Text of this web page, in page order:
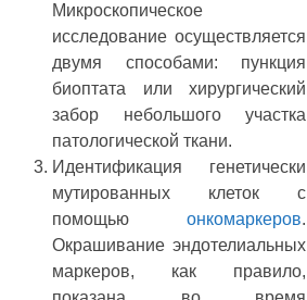
Микроскопическое
исследование осуществляется
двумя способами: пункция
биоптата или хирургический
забор небольшого участка
патологической ткани.
Идентификация генетически
мутированных клеток с
помощьюонкомаркеров.
Окрашивание эндотелиальных
маркеров, как правило,